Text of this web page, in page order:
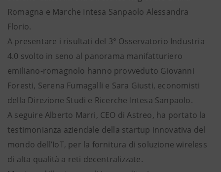
Romagna e Marche Intesa Sanpaolo Alessandra
Florio.
A presentare i risultati del 3° Osservatorio Industria
4.0 svolto in seno al panorama manifatturiero
emiliano-romagnolo hanno provveduto Giovanni
Foresti, Serena Fumagalli e Sara Giusti, economisti
della Direzione Studi e Ricerche Intesa Sanpaolo.
A seguire Alberto Marri, CEO di Astreo, ha portato la
testimonianza aziendale della startup innovativa del
mondo dell’IoT, per la fornitura di soluzione wireless
di alta qualità a reti decentralizzate.